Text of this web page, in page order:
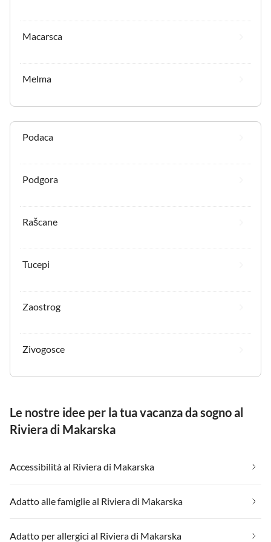
Macarsca
Melma
Podaca
Podgora
Rašcane
Tucepi
Zaostrog
Zivogosce
Le nostre idee per la tua vacanza da sogno al
Riviera di Makarska
Accessibilità al Riviera di Makarska
Adatto alle famiglie al Riviera di Makarska
Adatto per allergici al Riviera di Makarska